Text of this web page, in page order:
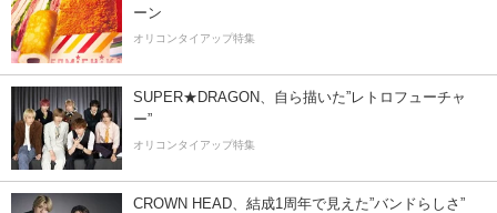
ーン
オリコンタイアップ特集
SUPER★DRAGON、自ら描いた”レトロフューチャ
ー”
オリコンタイアップ特集
CROWN HEAD、結成1周年で見えた”バンドらしさ”